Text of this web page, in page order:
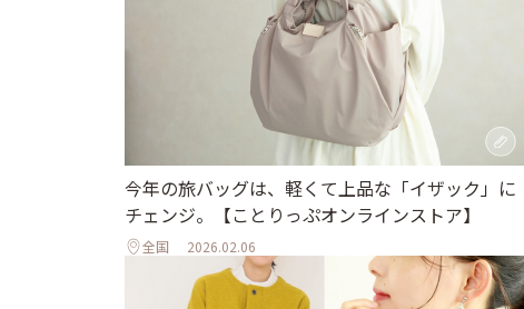
今年の旅バッグは、軽くて上品な「イザック」に
チェンジ。【ことりっぷオンラインストア】
全国 2026.02.06